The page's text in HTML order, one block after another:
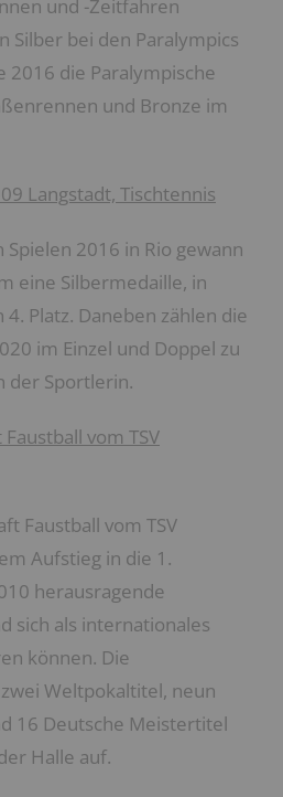
und -Zeitfahren
Silber bei den Paralympics
2016 die Paralympische
und Bronze im
Langstadt, Tischtennis
2016 in Rio gewann
eine Silbermedaille, in
Platz. Daneben zählen die
im Einzel und Doppel zu
der Sportlerin.
vom TSV
Faustball vom TSV
Aufstieg in die 1.
herausragende
sich als internationales
können. Die
Weltpokaltitel, neun
16 Deutsche Meistertitel
Halle auf.